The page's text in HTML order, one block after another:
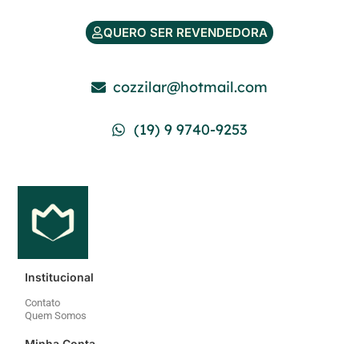
(19) 9 9740-9253
Contato
Quem Somos
Minha Conta
Meus Endereços
Mudar Senha
Atendimento